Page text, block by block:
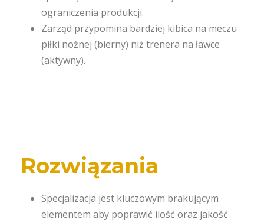
ograniczenia produkcji.
Zarząd przypomina bardziej kibica na meczu
piłki nożnej (bierny) niż trenera na ławce
(aktywny).
Rozwiązania
Specjalizacja jest kluczowym brakującym
elementem aby poprawić ilość oraz jakość